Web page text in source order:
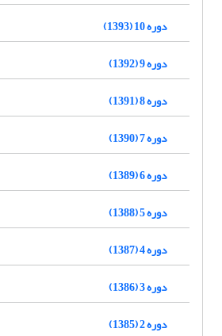
دوره 10 (1393)
دوره 9 (1392)
دوره 8 (1391)
دوره 7 (1390)
دوره 6 (1389)
دوره 5 (1388)
دوره 4 (1387)
دوره 3 (1386)
دوره 2 (1385)